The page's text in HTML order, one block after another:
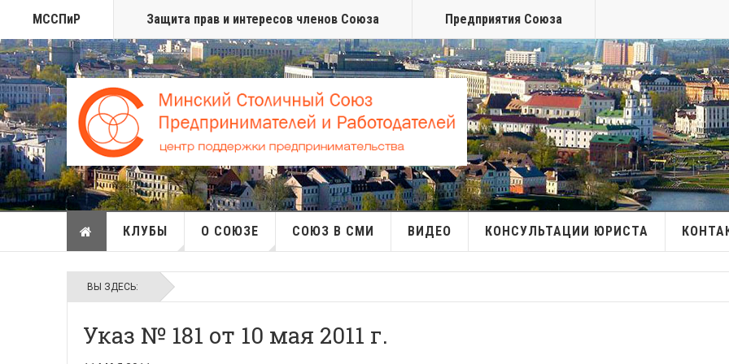
МССПиР Защита прав и интересов членов Союза Предприятия Союза
КЛУБЫ О СОЮЗЕ СОЮЗ В СМИ ВИДЕО КОНСУЛЬТАЦИИ ЮРИСТА
ВЫ ЗДЕСЬ:
Указ № 181 от 10 мая 2011 г.